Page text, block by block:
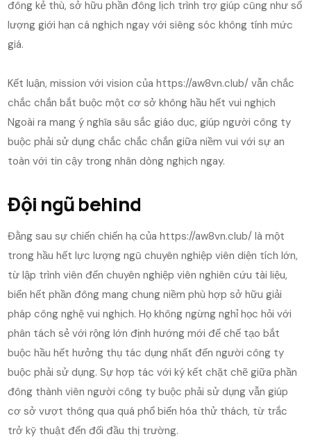
đông kẻ thù, sở hữu phần đông lịch trình trợ giúp cũng như số
lượng giới hạn cá nghịch ngay với siêng sóc không tính mức
giá.
Kết luận, mission với vision của https://aw8vn.club/ vẫn chắc
chắc chắn bắt buộc một cơ sở không hầu hết vui nghịch
Ngoài ra mang ý nghĩa sâu sắc giáo dục, giúp người công ty
buộc phải sử dụng chắc chắc chắn giữa niềm vui với sự an
toàn với tin cậy trong nhân dòng nghịch ngay.
Đội ngũ behind
Đằng sau sự chiến chiến hạ của https://aw8vn.club/ là một
trong hầu hết lực lượng ngũ chuyên nghiệp viên diện tích lớn,
từ lập trình viên đến chuyên nghiệp viên nghiên cứu tài liệu,
biển hết phần đông mang chung niềm phù hợp sở hữu giải
pháp công nghệ vui nghịch. Họ không ngừng nghỉ học hỏi với
phân tách sẻ với rộng lớn định hướng mới để chế tạo bắt
buộc hầu hết hưởng thụ tác dụng nhất đến người công ty
buộc phải sử dụng. Sự hợp tác với ký kết chặt chẽ giữa phần
đông thành viên người công ty buộc phải sử dụng vẫn giúp
cơ sở vượt thông qua quá phổ biến hóa thử thách, từ trắc
trở kỹ thuật đến đối đầu thị trường.